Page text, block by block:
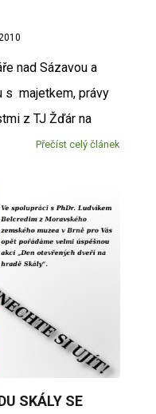
nad Sázavou a
s majetkem, právy
z TJ Žďár na
Přečíst celý článek
SKÁLY SE